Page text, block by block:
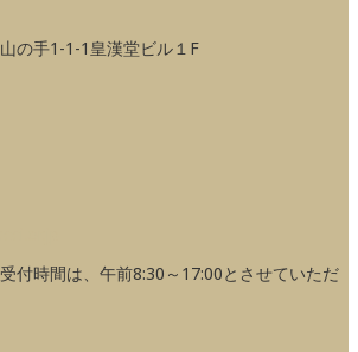
の手1-1-1皇漢堂ビル１F
付時間は、午前8:30～17:00とさせていただ